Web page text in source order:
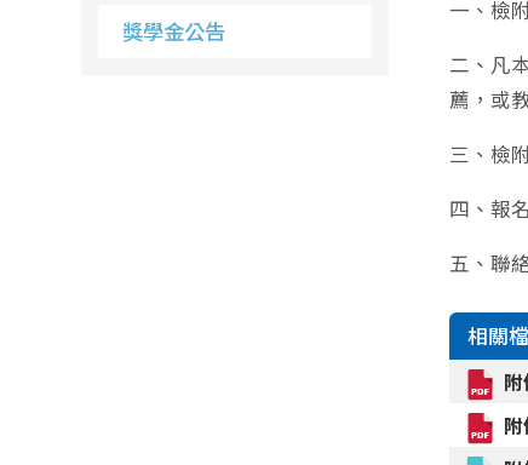
獎學金公告
一、檢
二、凡
薦，或
三、檢
四、報
五、聯
相關